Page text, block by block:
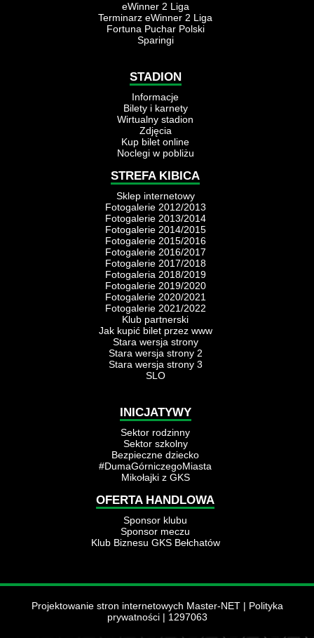
eWinner 2 Liga
Terminarz eWinner 2 Liga
Fortuna Puchar Polski
Sparingi
STADION
Informacje
Bilety i karnety
Wirtualny stadion
Zdjęcia
Kup bilet online
Noclegi w pobliżu
STREFA KIBICA
Sklep internetowy
Fotogalerie 2012/2013
Fotogalerie 2013/2014
Fotogalerie 2014/2015
Fotogalerie 2015/2016
Fotogalerie 2016/2017
Fotogalerie 2017/2018
Fotogaleria 2018/2019
Fotogalerie 2019/2020
Fotogalerie 2020/2021
Fotogalerie 2021/2022
Klub partnerski
Jak kupić bilet przez www
Stara wersja strony
Stara wersja strony 2
Stara wersja strony 3
SLO
INICJATYWY
Sektor rodzinny
Sektor szkolny
Bezpieczne dziecko
#DumaGórniczegoMiasta
Mikołajki z GKS
OFERTA HANDLOWA
Sponsor klubu
Sponsor meczu
Klub Biznesu GKS Bełchatów
Projektowanie stron internetowych Master-NET| Polityka
prywatności| 1297063